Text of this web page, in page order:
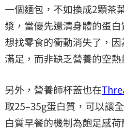
一個麵包，不如換成2顆茶
漿，當優先還清身體的蛋
想找零食的衝動消失了，
滿足，而非缺乏營養的空熱
另外，營養師杯蓋也在
取25–35g蛋白質，可以讓
白質早餐的機制為飽足感荷